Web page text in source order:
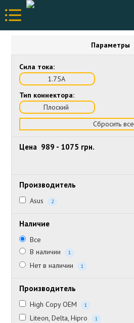
Параметры
Сила тока:
1.75А
Тип коннектора:
Плоский
Сбросить все
Цена 989 - 1075 грн.
Производитель
Asus 2
Наличие
Все
В наличии
1
Нет в наличии 1
Производитель
High Copy OEM 1
Liteon, Delta, Hipro 1